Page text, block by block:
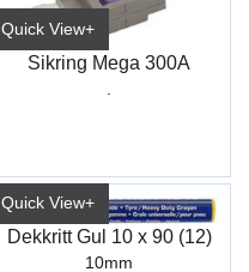
Quick View+
Sikring Mega 300A
Quick View+
Dekkritt Gul 10 x 90 (12)
10mm